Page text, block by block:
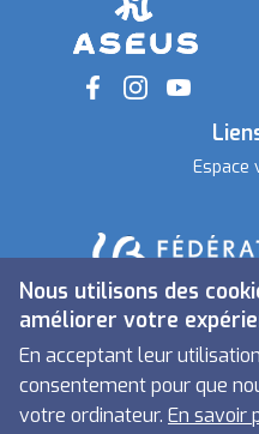
Social
Nous utilisons des
améliorer votre
En acceptant leur
consentement pour que
votre ordinateur. En savoir